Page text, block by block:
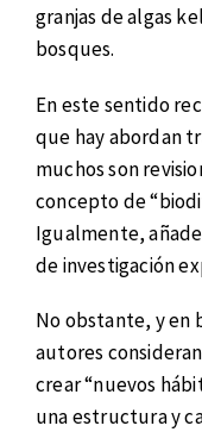
granjas de algas
bosques.
En este sentido
que hay abordan
muchos son
concepto de
Igualmente,
de investigación
No obstante, y en
autores
crear “nuevos
una estructura y